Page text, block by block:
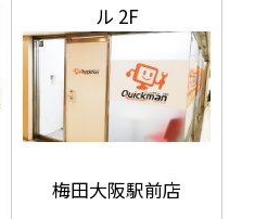
ル 2F
梅田大阪駅前店